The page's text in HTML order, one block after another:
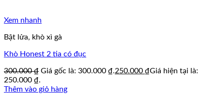
Xem nhanh
Bật lửa, khò xì gà
Khò Honest 2 tia có đục
300.000₫ Giá gốc là: 300.000 ₫.250.000 ₫Giá hiện tại là:
250.000 ₫.
Thêm vào giỏ hàng